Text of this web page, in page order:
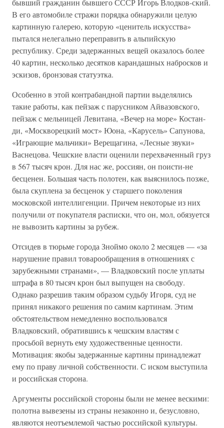
бывший гражданин бывшего СССР Игорь Влодков-ский.
В его автомобиле стражи порядка обнаружили целую
картинную галерею, которую «ценитель искусства»
пытался нелегально переправить в альпийскую
республику. Среди задержанных вещей оказалось более
40 картин, несколько десятков карандашных набросков и
эскизов, бронзовая статуэтка.
Особенно в этой контрабандной партии выделялись
такие работы, как пейзаж с парусником Айвазовского,
пейзаж с мельницей Левитана, «Вечер на море» Костан-
ди, «Москворецкий мост» Юона, «Карусель» Сапунова,
«Играющие мальчики» Верещагина, «Лесные звуки»
Васнецова. Чешские власти оценили перехваченный груз
в 567 тысяч крон. Для нас же, россиян, он поисти-не
бесценен. Большая часть полотен, как выяснилось позже,
была скуплена за бесценок у старшего поколения
московской интеллигенции. Причем некоторые из них
получили от покупателя расписки, что он, мол, обязуется
не вывозить картины за рубеж.
Отсидев в тюрьме города Зноймо около 2 месяцев — «за
нарушение правил товарообращения в отношениях с
зарубежными странами», — Владковский после уплаты
штрафа в 80 тысяч крон был выпущен на свободу.
Однако разрешив таким образом судьбу Игоря, суд не
принял никакого решения по самим картинам. Этим
обстоятельством немедленно воспользовался
Владковский, обратившись к чешским властям с
просьбой вернуть ему художественные ценности.
Мотивация: якобы задержанные картины принадлежат
ему по праву личной собственности. С иском выступила
и российская сторона.
Аргументы российской стороны были не менее вескими:
полотна вывезены из страны незаконно и, безусловно,
являются неотъемлемой частью российской культуры.